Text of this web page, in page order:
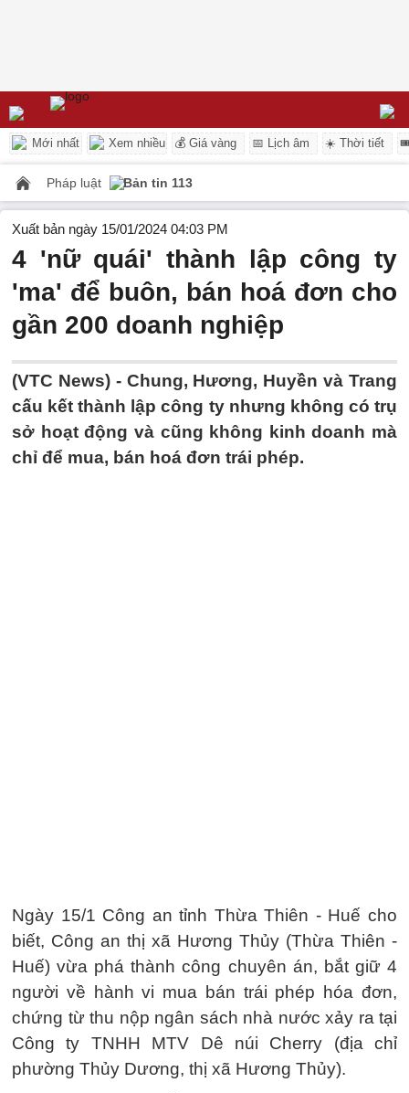
Mới nhất Xem nhiều 💰 Giá vàng 📅 Lịch âm ☀️ Thời tiết
Pháp luật Bản tin 113
Xuất bản ngày 15/01/2024 04:03 PM
4 'nữ quái' thành lập công ty
'ma' để buôn, bán hoá đơn cho
gần 200 doanh nghiệp
(VTC News) - Chung, Hương, Huyền và Trang
cấu kết thành lập công ty nhưng không có trụ
sở hoạt động và cũng không kinh doanh mà
chỉ để mua, bán hoá đơn trái phép.
Ngày 15/1 Công an tỉnh Thừa Thiên - Huế cho
biết, Công an thị xã Hương Thủy (Thừa Thiên -
Huế) vừa phá thành công chuyên án, bắt giữ 4
người về hành vi mua bán trái phép hóa đơn,
chứng từ thu nộp ngân sách nhà nước xảy ra tại
Công ty TNHH MTV Dê núi Cherry (địa chỉ
phường Thủy Dương, thị xã Hương Thủy).